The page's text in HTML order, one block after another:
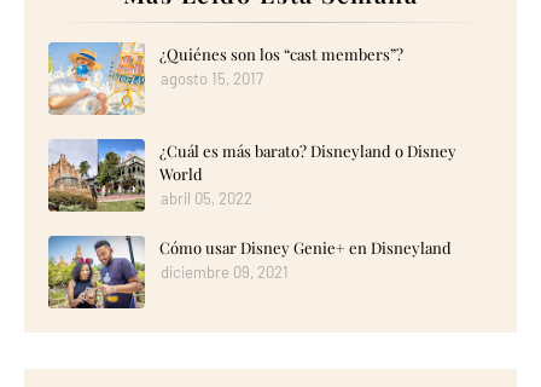
¿Quiénes son los “cast members”?
agosto 15, 2017
¿Cuál es más barato? Disneyland o Disney
World
abril 05, 2022
Cómo usar Disney Genie+ en Disneyland
diciembre 09, 2021